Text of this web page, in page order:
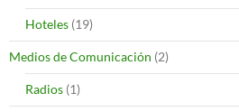
Hoteles (19)
Medios de Comunicación (2)
Radios (1)